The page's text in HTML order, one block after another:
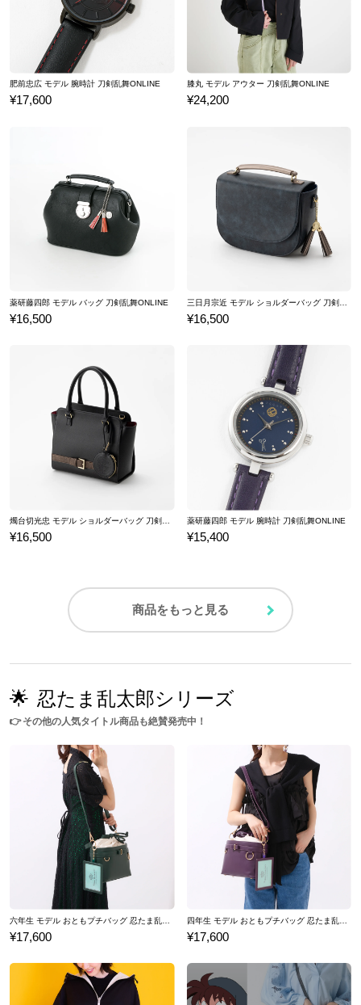
肥前忠広 モデル 腕時計 刀剣乱舞ONLINE
¥17,600
膝丸 モデル アウター 刀剣乱舞ONLINE
¥24,200
薬研藤四郎 モデル バッグ 刀剣乱舞ONLINE
¥16,500 ¥16,500
燭台切光忠 モデル ショルダーバッグ 刀剣乱舞ONLINE
¥16,500
薬研藤四郎 モデル 腕時計 刀剣乱舞ONLINE
¥15,400
商品をもっと見る
🌟 忍たま乱太郎シリーズ
👉その他の人気タイトル商品も絶賛発売中！
¥17,600
四年生 モデル おともプチバッグ 忍たま乱太郎
¥17,600